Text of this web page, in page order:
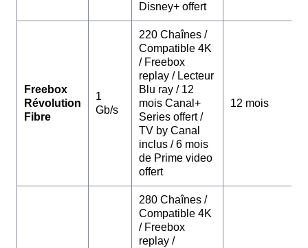
Disney+ offert
Freebox
Révolution
Fibre
1
Gb/s
220 Chaînes /
Compatible 4K
/ Freebox
replay / Lecteur
Blu ray / 12
mois Canal+
Series offert /
TV by Canal
inclus / 6 mois
de Prime video
offert
12 mois
280 Chaînes /
Compatible 4K
/ Freebox
replay /